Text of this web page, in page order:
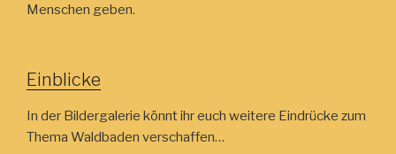
Menschen geben.
Einblicke
In der Bildergalerie könnt ihr euch weitere Eindrücke zum
Thema Waldbaden verschaffen…